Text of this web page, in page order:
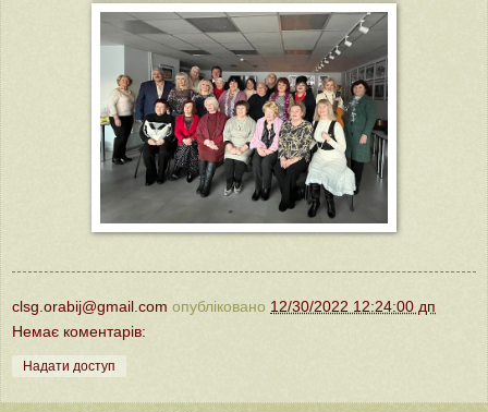
clsg.orabij@gmail.com опубліковано 12/30/2022 12:24:00 дп
Немає коментарів:
Надати доступ